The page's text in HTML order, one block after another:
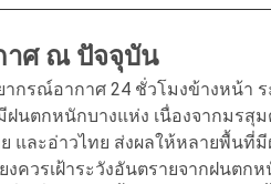
าศ ณ ปัจจุบัน
กรณ์อากาศ 24 ชั่วโมงข้างหน้า
ฝนตกหนักบางแห่ง เนื่องจากมรสุ
และอ่าวไทย ส่งผลให้หลายพื้นที่
ควรเฝ้าระวังอันตรายจากฝนตก